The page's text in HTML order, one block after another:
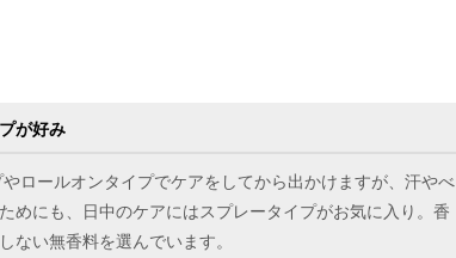
が好み
ロールオンタイプでケアをしてから出かけますが、汗やべ
めにも、日中のケアにはスプレータイプがお気に入り。香
ない無香料を選んでいます。